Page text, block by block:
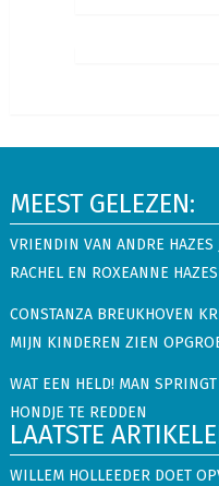
MEEST GELEZEN:
VRIENDIN VAN ANDRE HAZES
RACHEL EN ROXEANNE HAZES
CONSTANZA BREUKHOVEN
MIJN KINDEREN ZIEN
WAT EEN HELD! MAN
HONDJE TE REDDEN
LAATSTE
WILLEM HOLLEEDER DOET